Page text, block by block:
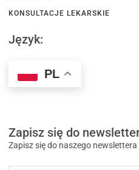
KONSULTACJE LEKARSKIE
Język:
PL
Zapisz się do
Zapisz się do naszego